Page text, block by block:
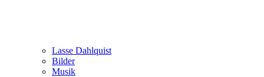
Lasse Dahlquist
Bilder
Musik